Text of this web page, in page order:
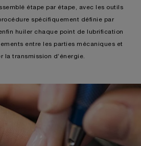
étape par étape, avec les outils
spécifiquement définie par
huiler chaque point de lubrification
entre les parties mécaniques et
la transmission d’énergie.